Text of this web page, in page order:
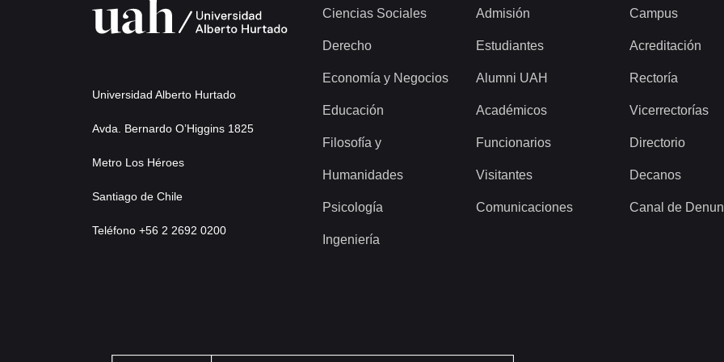
Universidad Alberto Hurtado
Avda. Bernardo O’Higgins 1825
Metro Los Héroes
Santiago de Chile
Teléfono +56 2 2692 0200
Ciencias Sociales
Derecho
Economía y Negocios
Educación
Filosofía y
Humanidades
Psicología
Ingeniería
Admisión
Estudiantes
Alumni UAH
Académicos
Funcionarios
Visitantes
Comunicaciones
Campus
Acreditación
Rectoría
Vicerrectorías
Directorio
Decanos
Canal de